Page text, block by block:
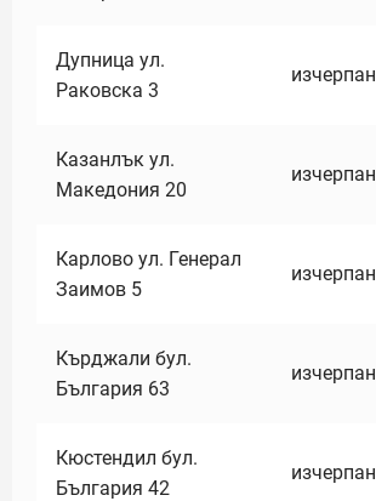
Дупница ул.
Раковска 3
изчерпан
Казанлък ул.
Македония 20
изчерпан
Карлово ул. Генерал
Заимов 5
изчерпан
Кърджали бул.
България 63
изчерпан
Кюстендил бул.
България 42
изчерпан